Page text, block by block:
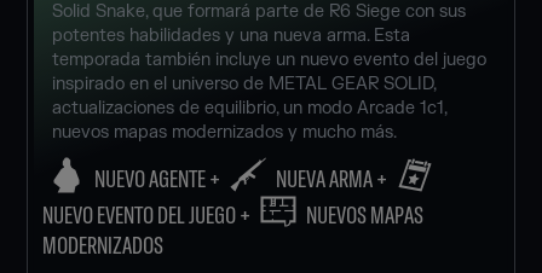
Solid Snake, que formará parte de R6 Siege con sus
potentes habilidades y una nueva arma. Esta
temporada también incluye un nuevo evento del juego
inspirado en el universo de METAL GEAR SOLID,
actualizaciones de equilibrio, un modo Arcade 1c1,
nuevos mapas modernizados y mucho más.
NUEVO AGENTE +
NUEVA ARMA +
NUEVO EVENTO DEL JUEGO +
NUEVOS MAPAS
MODERNIZADOS